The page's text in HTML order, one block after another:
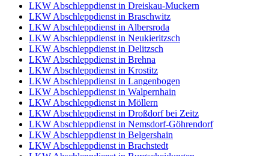
LKW Abschleppdienst in Dreiskau-Muckern
LKW Abschleppdienst in Braschwitz
LKW Abschleppdienst in Albersroda
LKW Abschleppdienst in Neukieritzsch
LKW Abschleppdienst in Delitzsch
LKW Abschleppdienst in Brehna
LKW Abschleppdienst in Krostitz
LKW Abschleppdienst in Langenbogen
LKW Abschleppdienst in Walpernhain
LKW Abschleppdienst in Möllern
LKW Abschleppdienst in Droßdorf bei Zeitz
LKW Abschleppdienst in Nemsdorf-Göhrendorf
LKW Abschleppdienst in Belgershain
LKW Abschleppdienst in Brachstedt